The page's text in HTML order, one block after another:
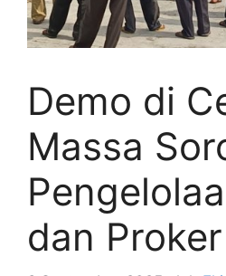
Demo di
Massa
dan